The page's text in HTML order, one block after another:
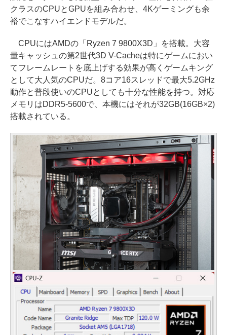
クラスのCPUとGPUを組み合わせ、4Kゲーミングも余
裕でこなすハイエンドモデルだ。
CPUにはAMDの「Ryzen 7 9800X3D」を搭載。大容
量キャッシュの第2世代3D V-Cacheは特にゲームにおい
てフレームレートを底上げする効果が高くゲームキング
として大人気のCPUだ。8コア16スレッドで最大5.2GHz
動作と普段使いのCPUとしても十分な性能を持つ。対応
メモリはDDR5-5600で、本機にはそれが32GB(16GB×2)
搭載されている。